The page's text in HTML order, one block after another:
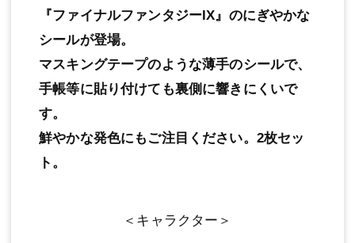
『ファイナルファンタジーIX』のにぎやかな
シールが登場。
マスキングテープのような薄手のシールで、
手帳等に貼り付けても裏側に響きにくいで
す。
鮮やかな発色にもご注目ください。2枚セッ
ト。
＜キャラクター＞